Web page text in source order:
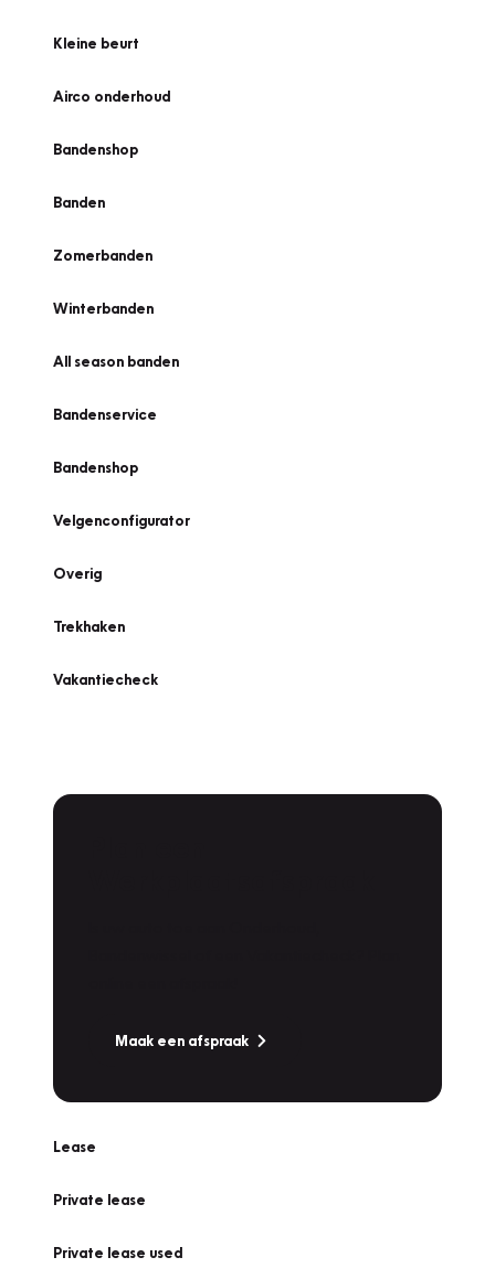
Kleine beurt
Airco onderhoud
Bandenshop
Banden
Zomerbanden
Winterbanden
All season banden
Bandenservice
Bandenshop
Velgenconfigurator
Overig
Trekhaken
Vakantiecheck
Maak een afspraak
Lease
Private lease
Private lease used